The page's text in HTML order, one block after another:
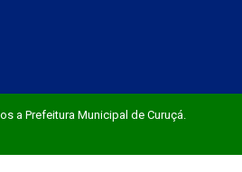
a Prefeitura Municipal de Curuçá.